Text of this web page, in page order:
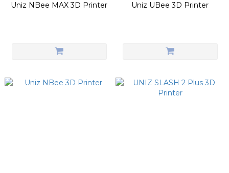
Uniz NBee MAX 3D Printer Uniz UBee 3D Printer